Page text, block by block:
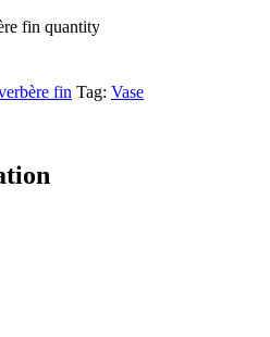
fin quantity
fin Tag: Vase